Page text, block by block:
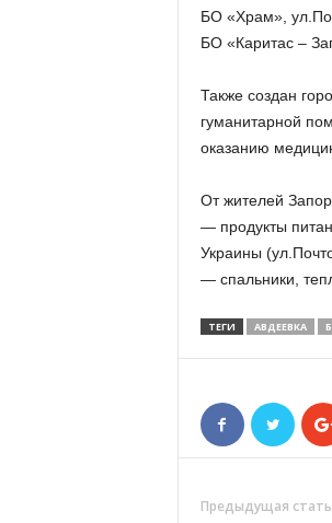
БО «Храм»,
БО «Каритас –
Также создан
гуманитарной
оказанию
От жителей
— продукты
Украины
— спальники,
ТЕГИ АВДЕЕВКА
Предыдущая